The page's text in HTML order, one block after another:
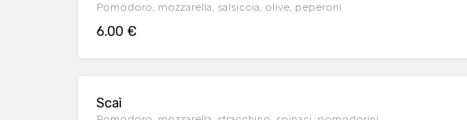
Pomodoro, mozzarella, salsiccia, olive, peperoni
6.00 €
Scaì